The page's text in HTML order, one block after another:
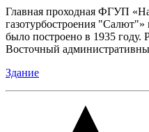
Главная проходная ФГУП
газотурбостроения "Салют"»
было построено в 1935 году.
Восточный
Здание